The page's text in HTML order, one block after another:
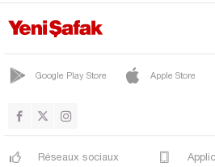
SEYİTGAZİ
TEPEBAŞI
Giresun
Gümüşhane
Google Play Store Apple Store
Réseaux sociaux